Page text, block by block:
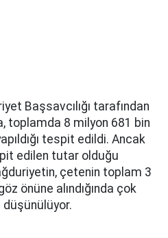
Başsavcılığı tarafından
toplamda 8 milyon 681 bin
tespit edildi. Ancak
edilen tutar olduğu
çetenin toplam 3
önüne alındığında çok